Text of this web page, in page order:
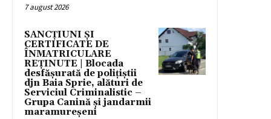
7 august 2026
SANCȚIUNI ȘI
CERTIFICATE DE
ÎNMATRICULARE
REȚINUTE | Blocada
desfășurată de polițiștii
djn Baia Sprie, alături de
Serviciul Criminalistic –
Grupa Canină și jandarmii
maramureșeni